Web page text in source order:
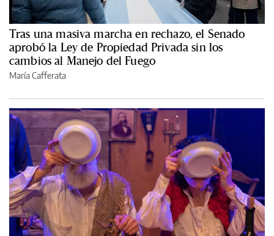
Tras una masiva marcha en rechazo, el Senado
aprobó la Ley de Propiedad Privada sin los
cambios al Manejo del Fuego
María Cafferata